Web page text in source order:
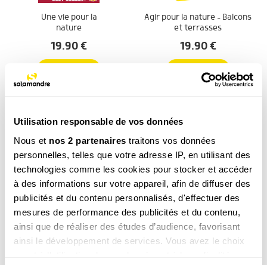
Utilisation responsable de vos données
Nous et nos 2 partenaires traitons vos données
personnelles, telles que votre adresse IP, en utilisant des
technologies comme les cookies pour stocker et accéder
à des informations sur votre appareil, afin de diffuser des
publicités et du contenu personnalisés, d'effectuer des
mesures de performance des publicités et du contenu,
ainsi que de réaliser des études d’audience, favorisant
ainsi le développement de services. Vous avez le choix
Une vie pour la
nature
19.90€
Agir pour la nature – Balcons
et terrasses
19.90€
Le grand livre de la
nature
69.00€
COMMANDER
Les plantes
sauvages
49.00€
COMMANDER